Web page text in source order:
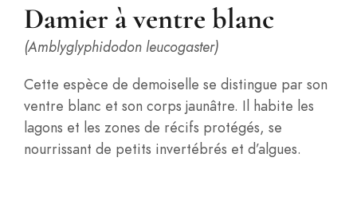
Damier à ventre blanc
(Amblyglyphidodon leucogaster)
Cette espèce de demoiselle se distingue par son
ventre blanc et son corps jaunâtre. Il habite les
lagons et les zones de récifs protégés, se
nourrissant de petits invertébrés et d’algues.